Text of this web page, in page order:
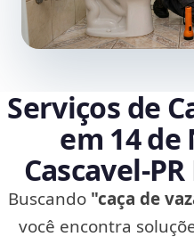
Serviços de
em 14 de
Buscando "caça de
você encontra